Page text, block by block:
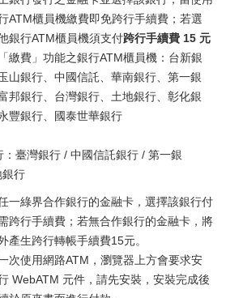
ATM櫃員機繳費即免跨行手續費；若選
銀行ATM櫃員機須支付跨行手續費 15 元
繳費」功能之銀行ATM櫃員機：台新銀
山銀行、中國信託、華南銀行、第一銀
邦銀行、台灣銀行、土地銀行、彰化銀
豐銀行、國泰世華銀行
：臺灣銀行 / 中國信託銀行 / 第一銀
行
一綠界合作銀行的金融卡，選擇該銀行付
跨行手續費；若無合作銀行的金融卡，將
產生跨行轉帳手續費15元。
次使用網路ATM，瀏覽器上方會要求安
WebATM 元件，請先安裝，安裝完成後